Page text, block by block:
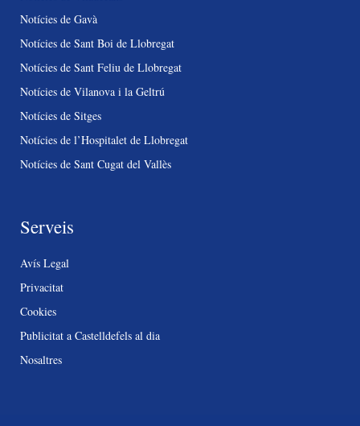
Notícies de Gavà
Notícies de Sant Boi de Llobregat
Notícies de Sant Feliu de Llobregat
Notícies de Vilanova i la Geltrú
Notícies de Sitges
Notícies de l’Hospitalet de Llobregat
Notícies de Sant Cugat del Vallès
Serveis
Avís Legal
Privacitat
Cookies
Publicitat a Castelldefels al dia
Nosaltres